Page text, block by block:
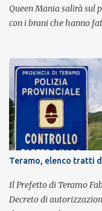
Queen Mania salirà sul
con i brani che hanno
con grande successo la
spettacolo si inserisce
Sant'Alfonso, il santo
composta da Simone
Palermo al basso e
Salvo Vinci alla voce.
Brian May e Roger
Teramo, elenco tratti
Il Prefetto di Teramo
Decreto di